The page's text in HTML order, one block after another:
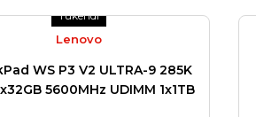
Tükendi
Lenovo
WS P3 V2 ULTRA-9 285K
5600MHz UDIMM 1x1TB